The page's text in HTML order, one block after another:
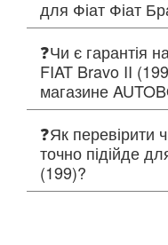
для Фіат Фіат
❓Чи є гарантія
FIAT Bravo II
магазине
❓Як перевірити
точно підійде
(199)?